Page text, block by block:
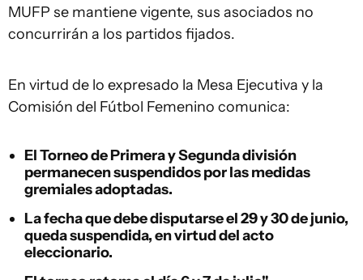
MUFP se mantiene vigente, sus asociados no
concurrirán a los partidos fijados.
En virtud de lo expresado la Mesa Ejecutiva y la
Comisión del Fútbol Femenino comunica:
El Torneo de Primera y Segunda división
permanecen suspendidos por las medidas
gremiales adoptadas.
La fecha que debe disputarse el 29 y 30 de junio,
queda suspendida, en virtud del acto
eleccionario.